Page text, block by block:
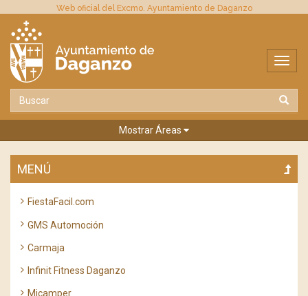
Web oficial del Excmo. Ayuntamiento de Daganzo
Mostrar Áreas
MENÚ
FiestaFacil.com
GMS Automoción
Carmaja
Infinit Fitness Daganzo
Micamper